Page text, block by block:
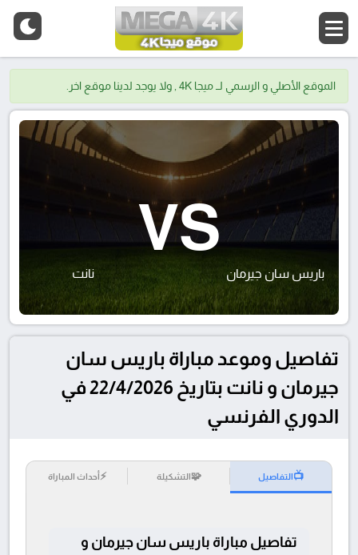
الموقع الأصلي و الرسمي لــ ميجا 4K , ولا يوجد لدينا موقع اخر.
باريس سان جيرمان
VS
نانت
تفاصيل وموعد مباراة باريس سان
جيرمان و نانت بتاريخ 22/4/2026 في
الدوري الفرنسي
📺التفاصيل 🧩التشكيلة ⚡أحداث المباراة
تفاصيل مباراة باريس سان جيرمان و